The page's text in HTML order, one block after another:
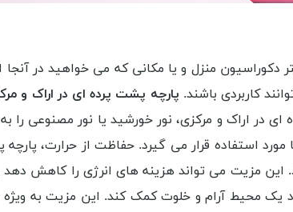
دکوراسیون منزل و یا مکانی که می خواهید در آنجا
کاربردی باشند. پارچه پشت پرده ای در اراک و
ای در اراک و مرکزی، نور خورشید یا نور مصنوعی
استفاده قرار می گیرد. حفاظت از حرارت،
مزیت می تواند هزینه های انرژی را کاهش دهد
یک محیط آرام و خلوت کمک کند. این مزیت به